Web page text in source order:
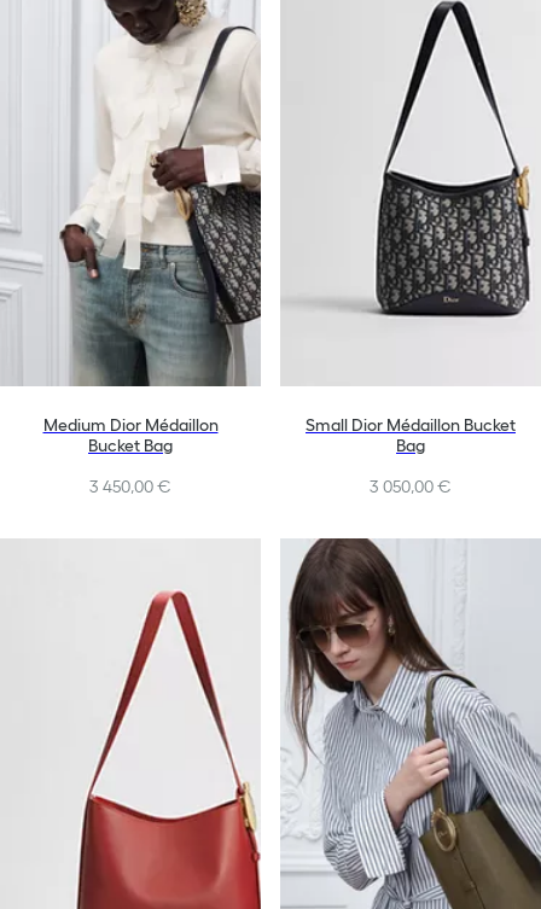
Medium Dior Médaillon
Bucket Bag
3 450,00 €
Small Dior Médaillon Bucket
Bag
3 050,00 €